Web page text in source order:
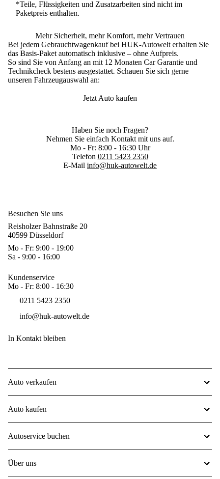
*Teile, Flüssigkeiten und Zusatzarbeiten sind nicht im
Paketpreis enthalten.
Mehr Sicherheit, mehr Komfort, mehr Vertrauen
Bei jedem Gebrauchtwagenkauf bei HUK-Autowelt erhalten Sie
das Basis-Paket automatisch inklusive – ohne Aufpreis.
So sind Sie von Anfang an mit 12 Monaten Car Garantie und
Technikcheck bestens ausgestattet. Schauen Sie sich gerne
unseren Fahrzeugauswahl an:
Jetzt Auto kaufen
Haben Sie noch Fragen?
Nehmen Sie einfach Kontakt mit uns auf.
Mo - Fr: 8:00 - 16:30 Uhr
Telefon 0211 5423 2350
E-Mail info@huk-autowelt.de
Besuchen Sie uns
Reisholzer Bahnstraße 20
40599 Düsseldorf
Mo - Fr: 9:00 - 19:00
Sa - 9:00 - 16:00
Kundenservice
Mo - Fr: 8:00 - 16:30
0211 5423 2350
info@huk-autowelt.de
In Kontakt bleiben
Auto verkaufen
Auto kaufen
Autoservice buchen
Über uns